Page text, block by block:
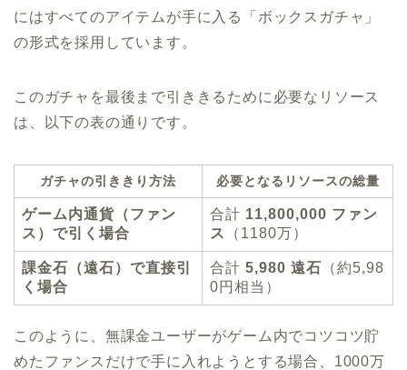
にはすべてのアイテムが手に入る「ボックスガチャ」
の形式を採用しています。
このガチャを最後まで引ききるために必要なリソース
は、以下の表の通りです。
ガチャの引ききり方法 必要となるリソースの総量
ゲーム内通貨（ファン
ス）で引く場合
合計 11,800,000 ファン
ス
（1180万）
課金石（遠石）で直接引
く場合
合計 5,980 遠石 （約5,98
0円相当）
このように、無課金ユーザーがゲーム内でコツコツ貯
めたファンスだけで手に入れようとする場合、1000万